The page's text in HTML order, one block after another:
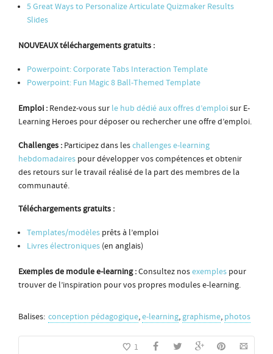
5 Great Ways to Personalize Articulate Quizmaker Results
Slides
NOUVEAUX téléchargements gratuits :
Powerpoint: Corporate Tabs Interaction Template
Powerpoint: Fun Magic 8 Ball-Themed Template
Emploi : Rendez-vous sur le hub dédié aux offres d’emploisur E-
Learning Heroes pour déposer ou rechercher une offre d’emploi.
Challenges : Participez dans leschallenges e-learning
hebdomadaires pour développer vos compétences et obtenir
des retours sur le travail réalisé de la part des membres de la
communauté.
Téléchargements gratuits :
Templates/modèles prêts à l’emploi
Livres électroniques (en anglais)
Exemples de module e-learning :Consultez nosexemples pour
trouver de l’inspiration pour vos propres modules e-learning.
Balises: conception pédagogique,e-learning,graphisme, photos
1